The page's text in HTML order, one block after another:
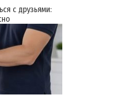
с друзьями: